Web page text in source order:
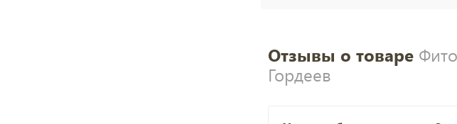
Отзывы о товаре
Гордеев